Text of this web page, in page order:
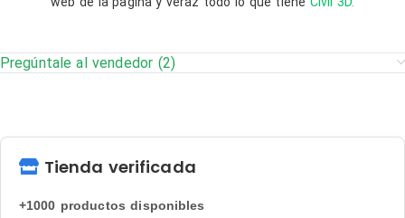
Pregúntale al vendedor (2)
Tienda verificada
+1000 productos disponibles